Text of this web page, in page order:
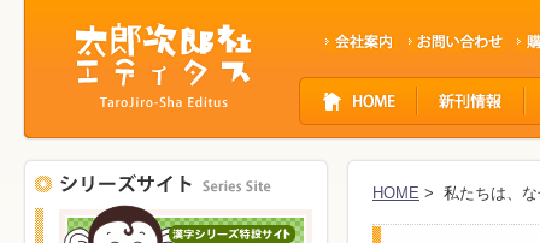
ト
ナ
ー
HOME > 私たちは、な